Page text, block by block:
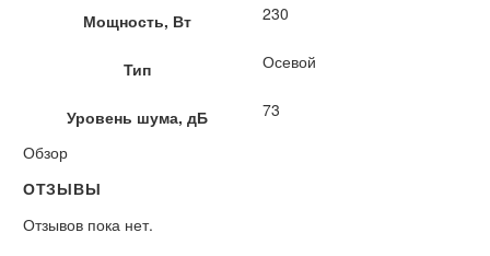
Мощность, Вт 230
Тип Осевой
Уровень шума, дБ
73
Обзор
ОТЗЫВЫ
Отзывов пока нет.